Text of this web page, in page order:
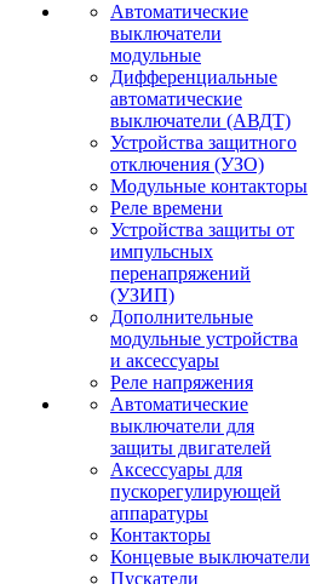
Автоматические
выключатели
модульные
Дифференциальные
автоматические
выключатели (АВДТ)
Устройства защитного
отключения (УЗО)
Модульные контакторы
Реле времени
Устройства защиты от
импульсных
перенапряжений
(УЗИП)
Дополнительные
модульные устройства
и аксессуары
Реле напряжения
Автоматические
выключатели для
защиты двигателей
Аксессуары для
пускорегулирующей
аппаратуры
Контакторы
Концевые выключатели
Пускатели